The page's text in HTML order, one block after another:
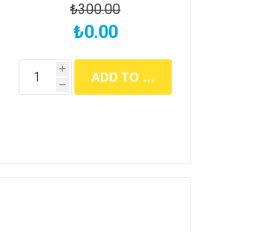
₺300.00
₺0.00
i
h